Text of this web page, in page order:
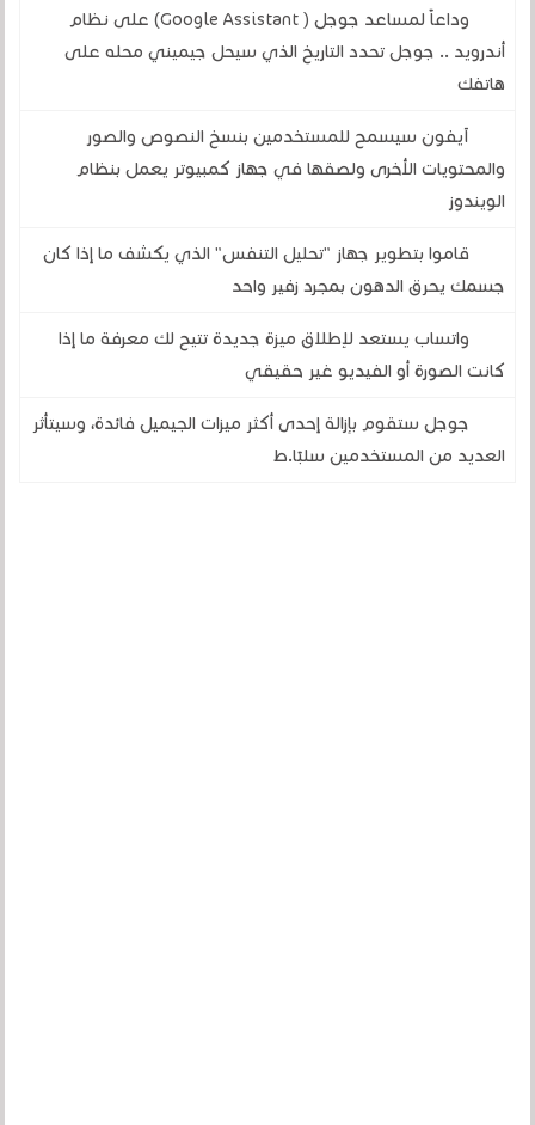
وداعاً لمساعد جوجل ( Google Assistant) على نظام
أندرويد .. جوجل تحدد التاريخ الذي سيحل جيميني محله على
هاتفك
آيفون سيسمح للمستخدمين بنسخ النصوص والصور
والمحتويات الأخرى ولصقها في جهاز كمبيوتر يعمل بنظام
الويندوز
قاموا بتطوير جهاز "تحليل التنفس" الذي يكشف ما إذا كان
جسمك يحرق الدهون بمجرد زفير واحد
واتساب يستعد لإطلاق ميزة جديدة تتيح لك معرفة ما إذا
كانت الصورة أو الفيديو غير حقيقي
جوجل ستقوم بإزالة إحدى أكثر ميزات الجيميل فائدة، وسيتأثر
العديد من المستخدمين سلبًا.ط